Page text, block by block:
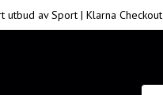
av Sport | Klarna Checkout